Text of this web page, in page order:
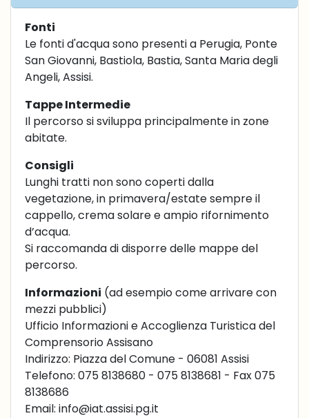
Fonti
Le fonti d'acqua sono presenti a Perugia, Ponte
San Giovanni, Bastiola, Bastia, Santa Maria degli
Angeli, Assisi.
Tappe Intermedie
Il percorso si sviluppa principalmente in zone
abitate.
Consigli
Lunghi tratti non sono coperti dalla
vegetazione, in primavera/estate sempre il
cappello, crema solare e ampio rifornimento
d’acqua.
Si raccomanda di disporre delle mappe del
percorso.
Informazioni (ad esempio come arrivare con
mezzi pubblici)
Ufficio Informazioni e Accoglienza Turistica del
Comprensorio Assisano
Indirizzo: Piazza del Comune - 06081 Assisi
Telefono: 075 8138680 - 075 8138681 - Fax 075
8138686
Email: info@iat.assisi.pg.it